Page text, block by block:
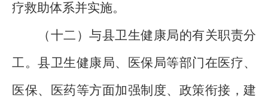
疗救助体系并实施。
（十二）与县卫生健康局的有关职责分
工。县卫生健康局、医保局等部门在医疗、
医保、医药等方面加强制度、政策衔接，建